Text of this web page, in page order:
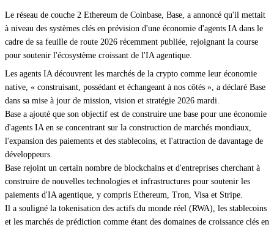
Le réseau de couche 2 Ethereum de Coinbase, Base, a annoncé qu'il mettait
à niveau des systèmes clés en prévision d'une économie d'agents IA dans le
cadre de sa feuille de route 2026 récemment publiée, rejoignant la course
pour soutenir l'écosystème croissant de l'IA agentique.
Les agents IA découvrent les marchés de la crypto comme leur économie
native, « construisant, possédant et échangeant à nos côtés », a déclaré Base
dans sa mise à jour de mission, vision et stratégie 2026 mardi.
Base a ajouté que son objectif est de construire une base pour une économie
d'agents IA en se concentrant sur la construction de marchés mondiaux,
l'expansion des paiements et des stablecoins, et l'attraction de davantage de
développeurs.
Base rejoint un certain nombre de blockchains et d'entreprises cherchant à
construire de nouvelles technologies et infrastructures pour soutenir les
paiements d'IA agentique, y compris Ethereum, Tron, Visa et Stripe.
Il a souligné la tokenisation des actifs du monde réel (RWA), les stablecoins
et les marchés de prédiction comme étant des domaines de croissance clés en